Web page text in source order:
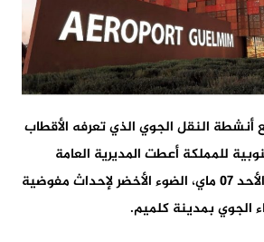
النقل الجوي الذي تعرفه الأقطاب
للمملكة أعطت المديرية العامة
للأمن الوطني اليوم الأحد 07 ماي، الضوء الأخضر لإحداث مفوضية
الجوي بمدينة كلميم.